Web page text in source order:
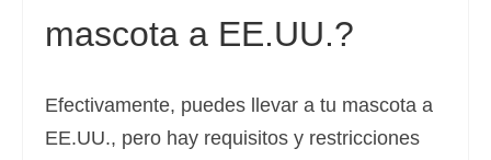
Suomi( Finlandés )
Français(Francés)
mascota a EE.UU.?
Efectivamente, puedes llevar a tu mascota a
EE.UU., pero hay requisitos y restricciones